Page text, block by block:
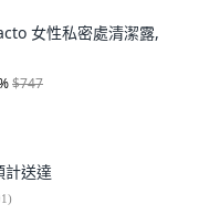
女性私密處清潔露,
$747
計送達
)